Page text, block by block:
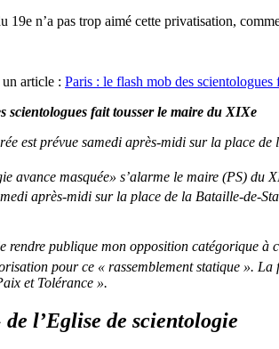
19e n’a pas trop aimé cette privatisation,
article : Paris : le flash mob des
scientologues fait tousser le maire du XIXe
est prévue samedi après-midi sur la place
avance masquée» s’alarme le maire (PS) du
après-midi sur la place de la Bataille-de-
rendre publique mon opposition catégorique
pour ce « rassemblement statique ».
et Tolérance ».
l’Eglise de scientologie